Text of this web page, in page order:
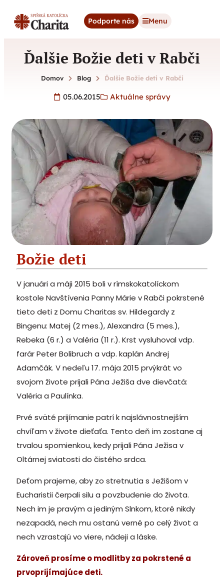
Podporte nás Menu
Ďalšie Božie deti v Rabči
Domov Blog Ďalšie Božie deti v Rabči
05.06.2015 Aktuálne správy
Božie deti
V januári a máji 2015 boli v rímskokatolíckom
kostole Navštívenia Panny Márie v Rabči pokrstené
tieto deti z Domu Charitas sv. Hildegardy z
Bingenu: Matej (2 mes.), Alexandra (5 mes.),
Rebeka (6 r.) a Valéria (11 r.). Krst vysluhoval vdp.
farár Peter Bolibruch a vdp. kaplán Andrej
Adamčák. V nedeľu 17. mája 2015 prvýkrát vo
svojom živote prijali Pána Ježiša dve dievčatá:
Valéria a Paulínka.
Prvé sväté prijímanie patrí k najslávnostnejším
chvíľam v živote dieťaťa. Tento deň im zostane aj
trvalou spomienkou, kedy prijali Pána Ježisa v
Oltárnej sviatosti do čistého srdca.
Deťom prajeme, aby zo stretnutia s Ježišom v
Eucharistii čerpali silu a povzbudenie do života.
Nech im je pravým a jediným Slnkom, ktoré nikdy
nezapadá, nech mu ostanú verné po celý život a
nech vzrastajú vo viere, nádeji a láske.
Zároveň prosíme o modlitby za pokrstené a
prvoprijímajúce deti.